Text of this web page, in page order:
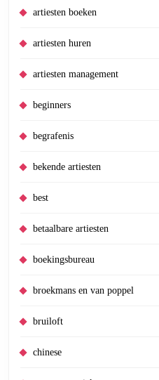
artiesten boeken
artiesten huren
artiesten management
beginners
begrafenis
bekende artiesten
best
betaalbare artiesten
boekingsbureau
broekmans en van poppel
bruiloft
chinese